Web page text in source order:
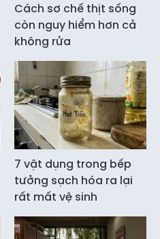
Cách sơ chế thịt sống
còn nguy hiểm hơn cả
không rửa
7 vật dụng trong bếp
tưởng sạch hóa ra lại
rất mất vệ sinh